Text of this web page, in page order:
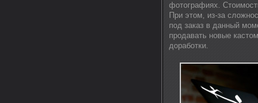
фотографиях.
При этом, из-за
под заказ в данный
продавать новые
доработки.